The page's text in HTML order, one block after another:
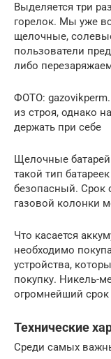
Выделяется три
горелок. Мы уже
щелочные,
пользователи
либо
ФОТО:
из строя, однако
держать при себе
Щелочные
такой тип
безопасный. Срок
газовой колонки
Что касается
необходимо
устройства,
покупку. Никель-
огромнейший
Технические
Среди самых